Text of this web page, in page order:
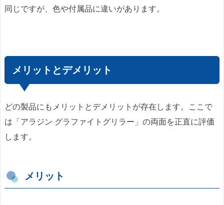
同じですが、色や付属品に違いがあります。
メリットとデメリット
どの製品にもメリットとデメリットが存在します。ここで
は「アラジン グラファイトグリラー」の両面を正直に評価
します。
メリット